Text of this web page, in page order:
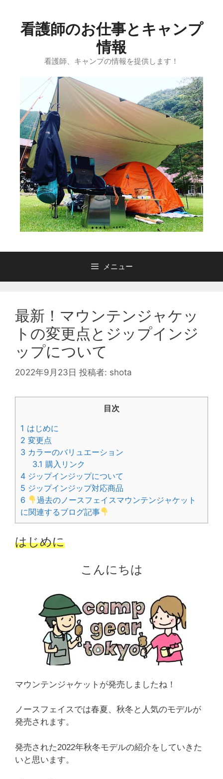
看護師のお仕事とキャンプ
情報
看護師、キャンプの情報を提供します！
メニュー
最新！マウンテンジャケッ
トの変更点とジップインジ
ップについて
2022年9月23日 投稿者: shota
目次
1 はじめに
2 変更点
3 カラーのバリュエーション
3.1 購入リンク
4 ジップインジップについて
5 ジップインジップ対応商品
6
過去のノースフェイスマウンテンジャケット
に関連するブログ記事
はじめに
こんにちは
マウンテンジャケットが発売しましたね！
ノースフェイスでは春夏、秋冬と人気のモデルが
発売されます。
発売された2022年秋冬モデルの紹介をしていきた
いと思います。